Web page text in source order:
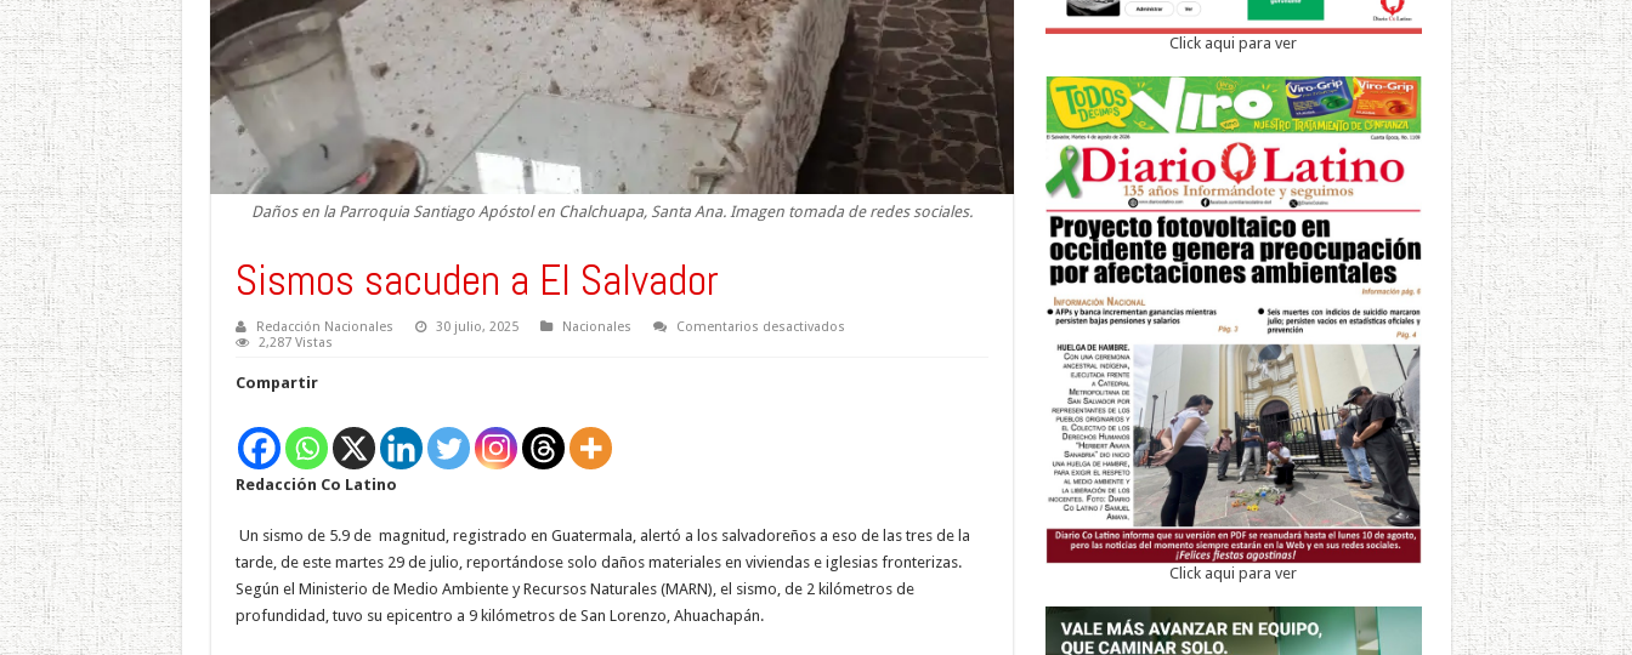
Daños en la Parroquia Santiago Apóstol en Chalchuapa, Santa Ana. Imagen tomada de redes sociales.
Sismos sacuden a El Salvador
Redacción Nacionales 30 julio, 2025 Nacionales Comentarios desactivadosen
2,287 Vistas
Compartir
Redacción Co Latino
Un sismo de 5.9 de magnitud, registrado en Guatermala, alertó a los salvadoreños a eso de las tres de la
tarde, de este martes 29 de julio, reportándose solo daños materiales en viviendas e iglesias fronterizas.
Según el Ministerio de Medio Ambiente y Recursos Naturales (MARN), el sismo, de 2 kilómetros de
profundidad, tuvo su epicentro a 9 kilómetros de San Lorenzo, Ahuachapán.
Click aqui para ver
Click aqui para ver